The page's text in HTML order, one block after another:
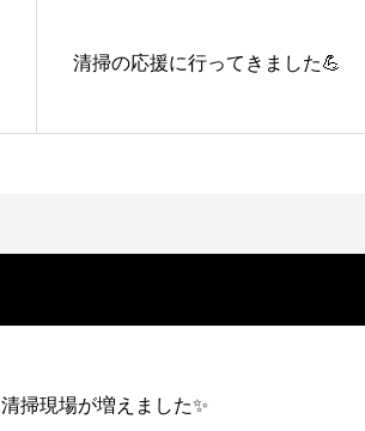
清掃の応援に行ってきました💪
清掃現場が増えました✨